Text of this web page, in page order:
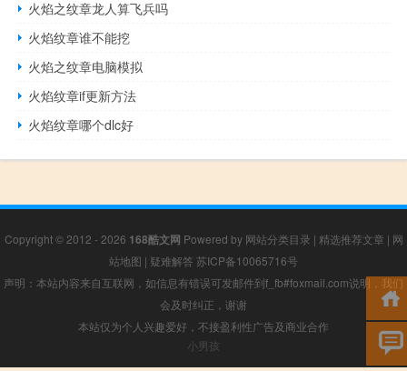
火焰之纹章龙人算飞兵吗
火焰纹章谁不能挖
火焰之纹章电脑模拟
火焰纹章if更新方法
火焰纹章哪个dlc好
Copyright © 2012 - 2026 168酷文网 Powered by 网站分类目录 | 精选推荐文章 | 网
站地图 | 疑难解答 苏ICP备10065716号
声明：本站内容来自互联网，如信息有错误可发邮件到f_fb#foxmail.com说明，我们
会及时纠正，谢谢
本站仅为个人兴趣爱好，不接盈利性广告及商业合作
小男孩